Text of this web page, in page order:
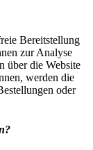
Bereitstellung
zur Analyse
über die Website
werden die
oder